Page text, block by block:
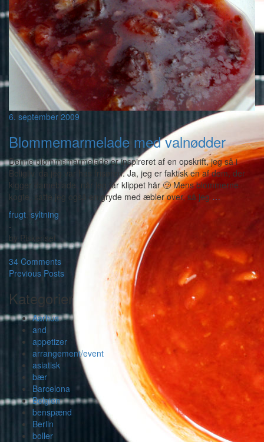
6. september 2009
Blommemarmelade med valnødder
Denne blommemarmelade er inspireret af en opskrift, jeg så i
Boligliv, da jeg var hos frisøren. Ja, jeg er faktisk en af dem, der
kigger dameblade, når jeg får klippet hår 🙂 Mens blommerne
kogte, satte jeg også en gryde med æbler over, så jeg …
frugt syltning
-
by Piskeriset
-
34 Comments
Previous Posts
Kategorier
Aarhus
and
appetizer
arrangement/event
asiatisk
bær
Barcelona
Belgien
benspænd
Berlin
boller